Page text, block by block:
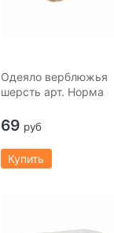
Одеяло верблюжья
шерсть арт. Норма
69 руб
Купить